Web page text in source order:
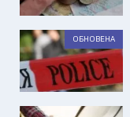
ОБНОВЕНА